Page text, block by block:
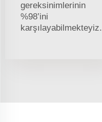
gereksinimlerinin
%98’ini
karşılayabilmekteyiz.